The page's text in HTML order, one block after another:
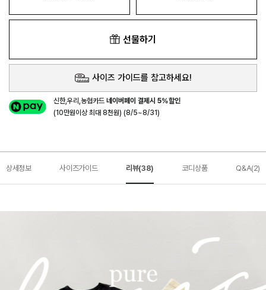
선물하기
사이즈 가이드를 참고하세요!
신한,우리,농협카드네이버페이 결제시 5%할인
(10만원이상 최대 8천원) (8/5~8/31)
상세정보 사이즈가이드 리뷰(38) 코디상품 Q&A(2)